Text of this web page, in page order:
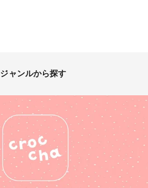
ジャンルから探す